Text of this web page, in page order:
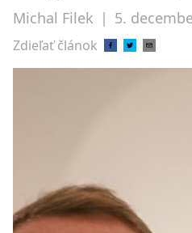
Michal Filek | 5.
Zdieľať článok